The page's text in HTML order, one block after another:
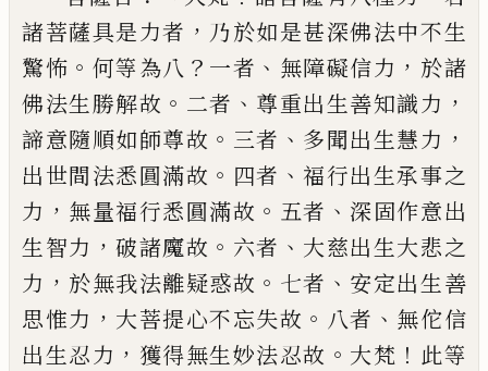
諸菩薩具是力者 ， 乃於如是甚深佛法中不生
驚怖 。 何等為八 ？ 一者 、 無障礙信力 ， 於諸
佛法生勝解故 。 二者 、 尊重出生善知識力 ，
諦意隨順如師尊故 。 三者 、 多聞出生慧力 ，
出世間法悉圓滿故 。 四者 、福行出生承事之
力 ， 無量福行悉圓滿故 。 五者 、 深固作意出
生智力 ，破諸魔故 。 六者 、 大慈出生大悲之
力 ， 於無我法離疑惑故 。 七者 、 安定出生善
思惟力 ， 大菩提心不忘失故 。 八者 、 無佗信
出生忍力 ， 獲得無生妙法忍故 。 大梵 ！ 此等